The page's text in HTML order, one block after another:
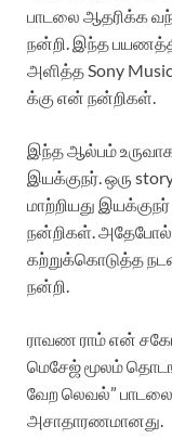
பாடலை ஆதரிக்க
நன்றி. இந்த
அளித்த Sony Music
க்கு என் நன்றிகள்.
இந்த ஆல்பம்
இயக்குநர். ஒரு
மாற்றியது
நன்றிகள். அதேபோல்
கற்றுக்கொடுத்த
நன்றி.
ராவண ராம் என்
மெசேஜ் மூலம்
வேற லெவல்”
அசாதாரணமானது.